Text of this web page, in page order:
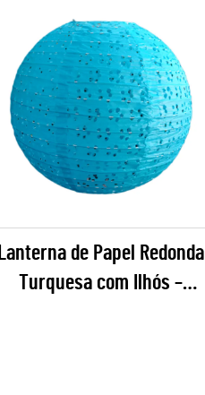
Lanterna de Papel Redonda
Turquesa com Ilhós –